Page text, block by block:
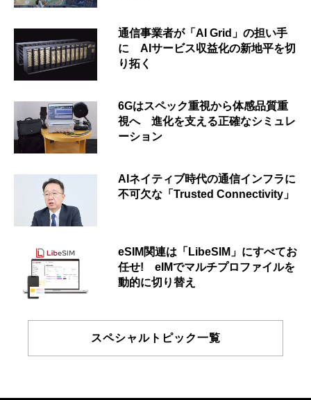
通信事業者が「AI Grid」の担い手
に AIサービス収益化の新地平を切
り拓く
6Gはスペック重視から体感品質重
視へ 進化を支える正確なシミュレ
ーション
AIネイティブ時代の通信インフラに
不可欠な「Trusted Connectivity」
eSIM関連は「LibeSIM」にすべてお
任せ! eIMでマルチプロファイルを
動的に切り替え
スペシャルトピック一覧